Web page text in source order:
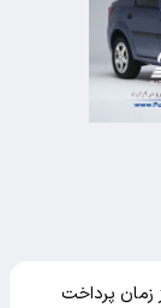
زمان پرداخت